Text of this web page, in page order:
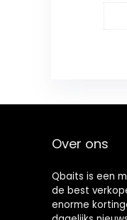
Over ons
Qbaits is een
de best
enorme